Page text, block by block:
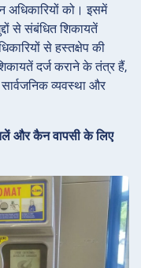
अधिकारियों को। इसमें
से संबंधित शिकायतें
से हस्तक्षेप की
दर्ज कराने के तंत्र हैं,
व्यवस्था और
और कैन वापसी के लिए